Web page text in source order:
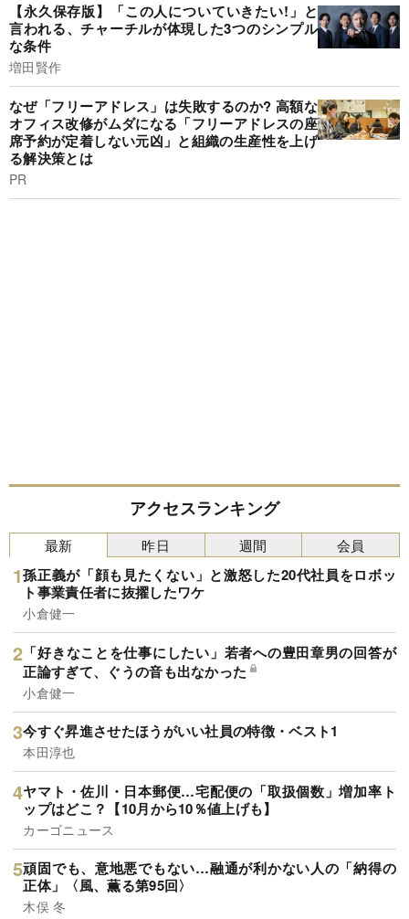
【永久保存版】「この人についていきたい!」と
言われる、チャーチルが体現した3つのシンプル
な条件
増田賢作
なぜ「フリーアドレス」は失敗するのか? 高額な
オフィス改修がムダになる「フリーアドレスの座
席予約が定着しない元凶」と組織の生産性を上げ
る解決策とは
PR
アクセスランキング
最新
孫正義が「顔も見たくない」と激怒した20代社員をロボッ
ト事業責任者に抜擢したワケ
小倉健一
「好きなことを仕事にしたい」若者への豊田章男の回答が
正論すぎて、ぐうの音も出なかった
小倉健一
今すぐ昇進させたほうがいい社員の特徴・ベスト1
本田淳也
ヤマト・佐川・日本郵便…宅配便の「取扱個数」増加率ト
ップはどこ？【10月から10％値上げも】
カーゴニュース
頑固でも、意地悪でもない…融通が利かない人の「納得の
正体」〈風、薫る第95回〉
木俣 冬
昨日 週間 会員